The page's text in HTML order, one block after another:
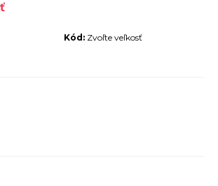
Kód: Zvoľte veľkosť